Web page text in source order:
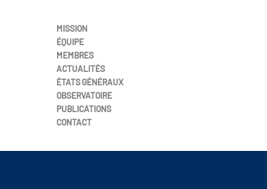
MISSION
ÉQUIPE
MEMBRES
ACTUALITÉS
ÉTATS GÉNÉRAUX
OBSERVATOIRE
PUBLICATIONS
CONTACT